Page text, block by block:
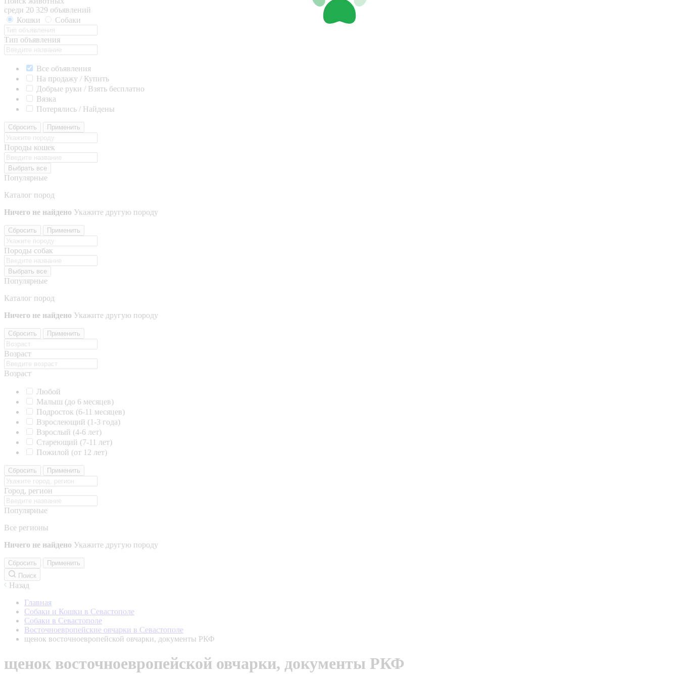
среди 20 329 объявлений
Кошки
Собаки
Тип объявления
Все объявления
На продажу / Купить
Добрые руки / Взять бесплатно
Вязка
Потерялись / Найдены
Сбросить Применить
Породы кошек
Выбрать все
Популярные
Каталог пород
Ничего не найдено Укажите другую породу
Сбросить Применить
Породы собак
Выбрать все
Популярные
Каталог пород
Ничего не найдено Укажите другую породу
Сбросить Применить
Возраст
Возраст
Любой
Малыш (до 6 месяцев)
Подросток (6-11 месяцев)
Взрослеющий (1-3 года)
Взрослый (4-6 лет)
Стареющий (7-11 лет)
Пожилой (от 12 лет)
Сбросить Применить
Город, регион
Популярные
Все регионы
Ничего не найдено Укажите другую породу
Сбросить
Применить
Поиск
Назад
Главная
Собаки и Кошки в Севастополе
Собаки в Севастополе
Восточноевропейские овчарки в Севастополе
щенок восточноевропейской овчарки, документы РКФ
щенок восточноевропейской овчарки, документы РКФ